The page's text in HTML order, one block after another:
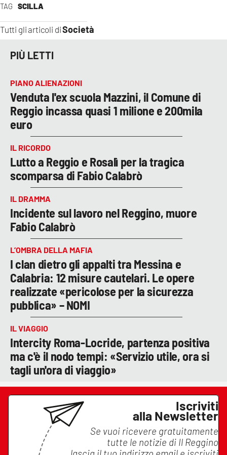
TAG SCILLA
Tutti gli articoli diSocietà
PIÙ LETTI
PIANO ALIENAZIONI
Venduta l'ex scuola Mazzini, il Comune di
Reggio incassa quasi 1 milione e 200mila
euro
IL RICORDO
Lutto a Reggio e Rosalì per la tragica
scomparsa di Fabio Calabrò
IL DRAMMA
Incidente sul lavoro nel Reggino, muore
Fabio Calabrò
L’OMBRA DELLA MAFIA
I clan dietro gli appalti tra Messina e
Calabria: 12 misure cautelari. Le opere
realizzate «pericolose per la sicurezza
pubblica» – NOMI
IL VIAGGIO
Intercity Roma-Locride, partenza positiva
ma c'è il nodo tempi: «Servizio utile, ora si
tagli un'ora di viaggio»
Iscriviti
alla Newsletter
Se vuoi ricevere gratuitamente
tutte le notizie di Il Reggino